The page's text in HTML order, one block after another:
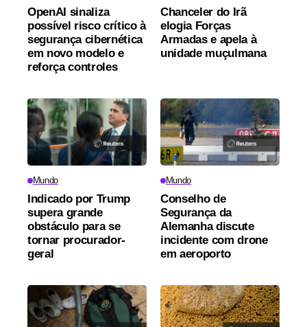
OpenAI sinaliza
possível risco crítico à
segurança cibernética
em novo modelo e
reforça controles
Chanceler do Irã
elogia Forças
Armadas e apela à
unidade muçulmana
Mundo
Indicado por Trump
supera grande
obstáculo para se
tornar procurador-
geral
Mundo
Conselho de
Segurança da
Alemanha discute
incidente com drone
em aeroporto